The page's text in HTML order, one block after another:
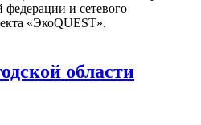
федерации и сетевого
«ЭкоQUEST».
области